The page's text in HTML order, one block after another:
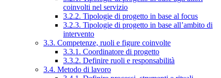
coinvolti nel servizio
3.2.2. Tipologie di progetto in base al focus
3.2.3. Tipologie di progetto in base all’ambito di
intervento
3.3. Competenze, ruoli e figure coinvolte
3.3.1. Coordinatore di progetto
3.3.2. Definire ruoli e responsabilità
3.4. Metodo di lavoro